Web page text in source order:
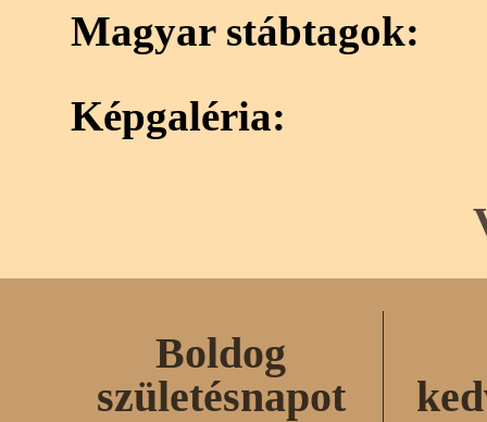
Magyar stábtagok:
Képgaléria:
Boldog
születésnapot